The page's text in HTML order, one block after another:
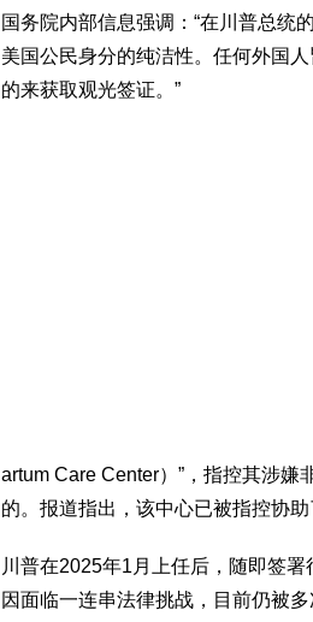
国务院内部信息强调：“在川普总统
美国公民身分的纯洁性。任何外国
的来获取观光签证。”
artum Care Center）”，指控其涉嫌
的。报道指出，该中心已被指控协
川普在2025年1月上任后，随即签
因面临一连串法律挑战，目前仍被